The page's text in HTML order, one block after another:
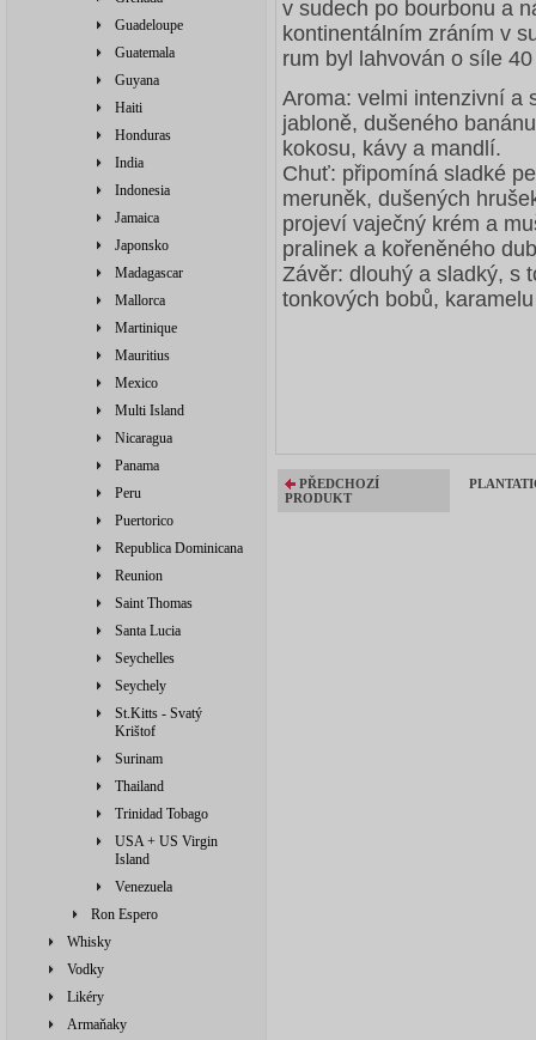
Guadeloupe
Guatemala
Guyana
Haiti
Honduras
India
Indonesia
Jamaica
Japonsko
Madagascar
Mallorca
Martinique
Mauritius
Mexico
Multi Island
Nicaragua
Panama
Peru
Puertorico
Republica Dominicana
Reunion
Saint Thomas
Santa Lucia
Seychelles
Seychely
St.Kitts - Svatý
Krištof
Surinam
Thailand
Trinidad Tobago
USA + US Virgin
Island
Venezuela
Ron Espero
Whisky
Vodky
Likéry
Armaňaky
v sudech po bourbonu a
kontinentálním zráním v
rum byl lahvován o síle
Aroma: velmi intenzivní a
jabloně, dušeného
kokosu, kávy a mandlí.
Chuť: připomíná sladké
meruněk, dušených
projeví vaječný krém a
pralinek a kořeněného
Závěr: dlouhý a sladký, s
tonkových bobů,
PŘEDCHOZÍ
PRODUKT